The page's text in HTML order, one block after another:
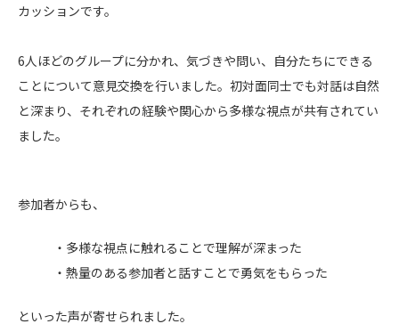
カッションです。
6人ほどのグループに分かれ、気づきや問い、自分たちにできる
ことについて意見交換を行いました。初対面同士でも対話は自然
と深まり、それぞれの経験や関心から多様な視点が共有されてい
ました。
参加者からも、
・多様な視点に触れることで理解が深まった
・熱量のある参加者と話すことで勇気をもらった
といった声が寄せられました。